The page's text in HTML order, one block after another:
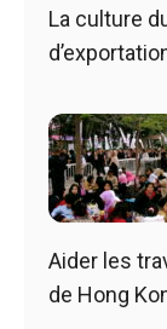
La culture
Aider les
de Hong